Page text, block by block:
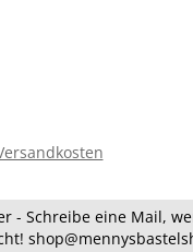
- Schreibe eine Mail,